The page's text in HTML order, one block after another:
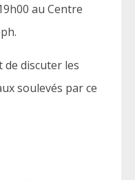
au Centre
de discuter les
soulevés par ce